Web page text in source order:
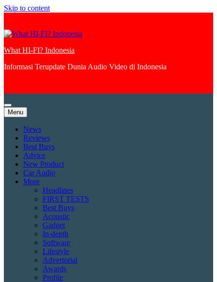
Skip to content
What HI-FI? Indonesia
Informasi Terupdate Dunia Audio Video di Indonesia
Menu
News
Reviews
Best Buys
Advice
New Product
Car Audio
More
Headlines
FIRST TESTS
Best Buys
Acoustic
Gadget
In-depth
Software
Lifestyle
Advertorial
Awards
Profile